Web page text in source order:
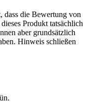
dass die Bewertung von
Produkt tatsächlich
aber grundsätzlich
Hinweis schließen